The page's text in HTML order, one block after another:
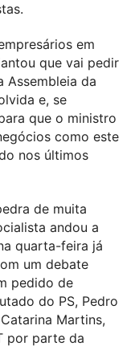
em
que vai pedir
Assembleia da
e, se
que o ministro
como este
nos últimos
de muita
andou a
quarta-feira já
um debate
pedido de
do PS, Pedro
Martins,
por parte da